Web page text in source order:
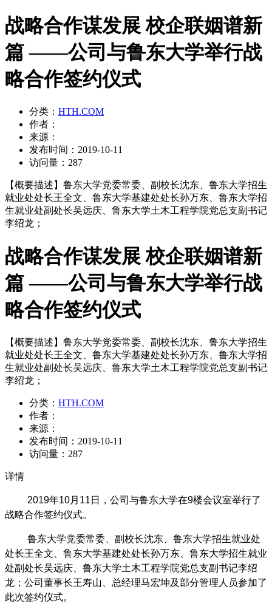
战略合作谋发展 校企联姻谱新
篇 ——公司与鲁东大学举行战
略合作签约仪式
分类： HTH.COM
作者：
来源：
发布时间： 2019-10-11
访问量： 287
【概要描述】 鲁东大学党委常委、副校长沈东、鲁东大学招生
就业处处长王全文、鲁东大学基建处处长孙万东、鲁东大学招
生就业处副处长吴远庆、鲁东大学土木工程学院党总支副书记
李绍龙；
战略合作谋发展 校企联姻谱新
篇 ——公司与鲁东大学举行战
略合作签约仪式
【概要描述】 鲁东大学党委常委、副校长沈东、鲁东大学招生
就业处处长王全文、鲁东大学基建处处长孙万东、鲁东大学招
生就业处副处长吴远庆、鲁东大学土木工程学院党总支副书记
李绍龙；
分类： HTH.COM
作者：
来源：
发布时间： 2019-10-11
访问量： 287
详情
2019年10月11日，公司与鲁东大学在9楼会议室举行了
战略合作签约仪式。
鲁东大学党委常委、副校长沈东、鲁东大学招生就业处
处长王全文、鲁东大学基建处处长孙万东、鲁东大学招生就业
处副处长吴远庆、鲁东大学土木工程学院党总支副书记李绍
龙；公司董事长王寿山、总经理马宏坤及部分管理人员参加了
此次签约仪式。